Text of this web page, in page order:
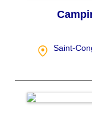
Saint-